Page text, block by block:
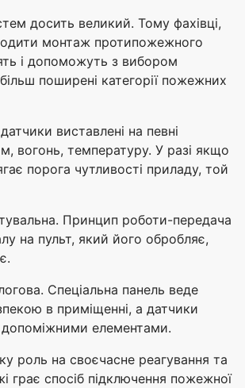
досить великий. Тому фахівці,
монтаж протипожежного
і допоможуть з вибором
поширені категорії пожежних
виставлені на певні
вогонь, температуру. У разі якщо
порога чутливості приладу, той
Принцип роботи-передача
на пульт, який його обробляє,
Спеціальна панель веде
в приміщенні, а датчики
допоміжними елементами.
роль на своєчасне реагування та
грає спосіб підключення пожежної